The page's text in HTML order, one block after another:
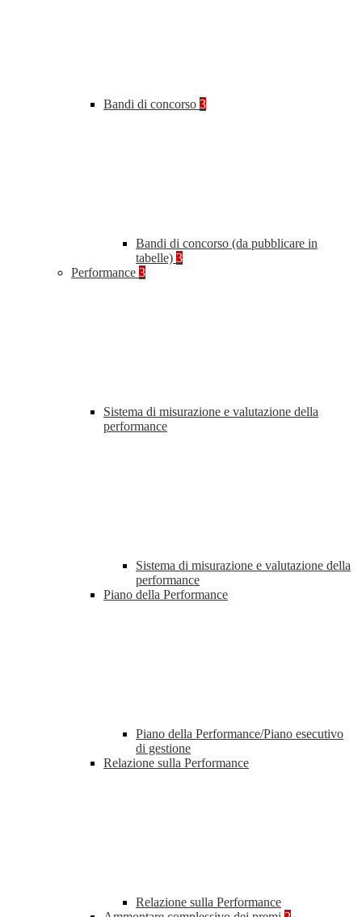
Bandi di concorso 3
Bandi di concorso (da pubblicare in
tabelle) 3
Performance 3
Sistema di misurazione e valutazione della
performance
Sistema di misurazione e valutazione della
performance
Piano della Performance
Piano della Performance/Piano esecutivo
di gestione
Relazione sulla Performance
Relazione sulla Performance